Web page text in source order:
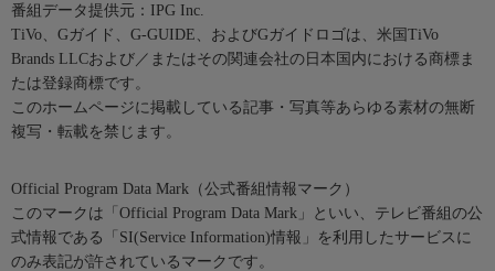
番組データ提供元：IPG Inc.
TiVo、Gガイド、G-GUIDE、およびGガイドロゴは、米国TiVo
Brands LLCおよび／またはその関連会社の日本国内における商標ま
たは登録商標です。
このホームページに掲載している記事・写真等あらゆる素材の無断
複写・転載を禁じます。
Official Program Data Mark（公式番組情報マーク）
このマークは「Official Program Data Mark」といい、テレビ番組の公
式情報である「SI(Service Information)情報」を利用したサービスに
のみ表記が許されているマークです。